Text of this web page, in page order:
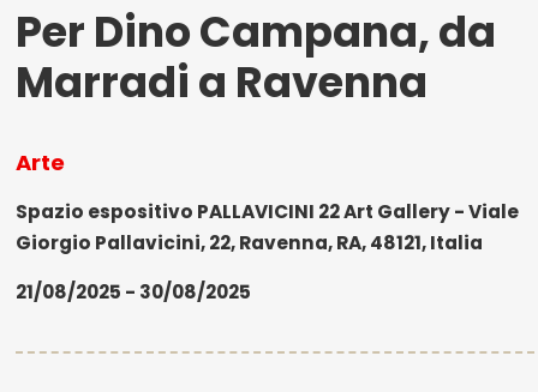
Per Dino Campana, da
Marradi a Ravenna
Arte
Spazio espositivo PALLAVICINI 22 Art Gallery - Viale
Giorgio Pallavicini, 22, Ravenna, RA, 48121, Italia
21/08/2025 - 30/08/2025